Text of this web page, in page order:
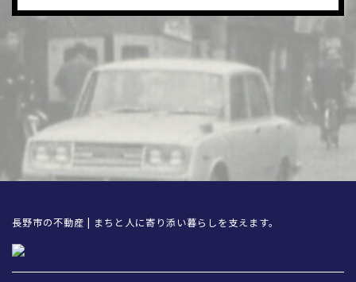
長野市の不動産 | まちと人に寄り添い暮らしを支えます。